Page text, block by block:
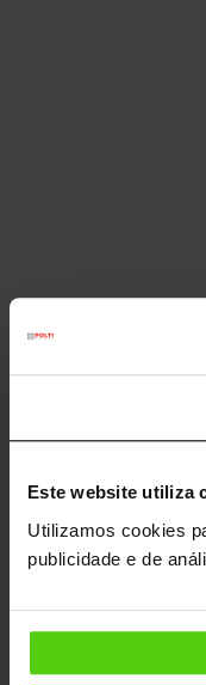
Este website utiliza
Utilizamos cookies
publicidade e de